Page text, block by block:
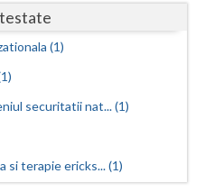
(1)
securitatii nat... (1)
si terapie ericks... (1)